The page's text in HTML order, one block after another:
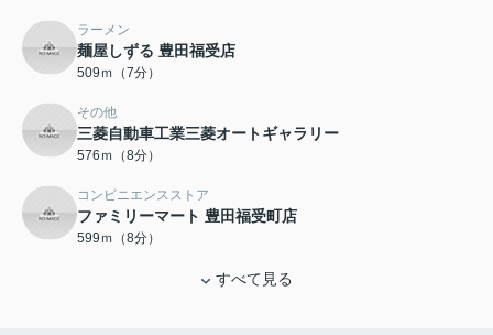
ラーメン
麺屋しずる 豊田福受店
509ｍ（7分）
その他
三菱自動車工業三菱オートギャラリー
576ｍ（8分）
コンビニエンスストア
ファミリーマート 豊田福受町店
599ｍ（8分）
すべて見る